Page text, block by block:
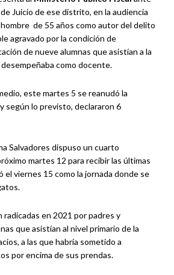
Juicio de ese distrito, en la audiencia
de 55 años como autor del delito
agravado por la condición de
de nueve alumnas que asistían a la
como docente.
este martes 5 se reanudó la
según lo previsto, declararon 6
Salvadores dispuso un cuarto
martes 12 para recibir las últimas
el viernes 15 como la jornada donde se
radicadas en 2021 por padres y
que asistían al nivel primario de la
a las que habría sometido a
por encima de sus prendas.